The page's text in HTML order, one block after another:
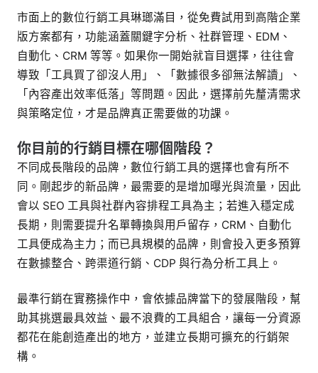
市面上的數位行銷工具琳瑯滿目，從免費試用到高階企業
版方案都有，功能涵蓋關鍵字分析、社群管理、EDM、
自動化、CRM 等等。如果你一開始就盲目選擇，往往會
導致「工具買了卻沒人用」、「數據很多卻無法解讀」、
「內容產出效率低落」等問題。因此，選擇前先釐清需求
與策略定位，才是品牌真正需要做的功課。
你目前的行銷目標在哪個階段？
不同成長階段的品牌，數位行銷工具的選擇也會有所不
同。剛起步的新品牌，最需要的是增加曝光與流量，因此
會以 SEO 工具與社群內容排程工具為主；若進入穩定成
長期，則需要提升名單轉換與用戶留存，CRM、自動化
工具便成為主力；而已具規模的品牌，則會投入更多預算
在數據整合、跨渠道行銷、CDP 與行為分析工具上。
最準行銷在實務操作中，會依據品牌當下的發展階段，幫
助其挑選最具效益、最不浪費的工具組合，讓每一分資源
都花在能創造產出的地方，並建立長期可擴充的行銷架
構。